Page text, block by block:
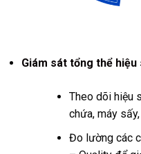
Giám sát tổng thể hiệu
Theo dõi hiệu
chứa, máy
Đo lường các